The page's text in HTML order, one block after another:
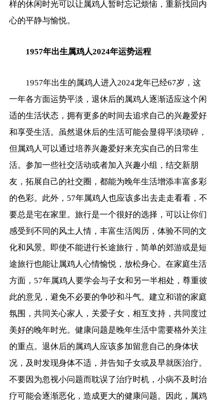
样的休闲时光可以让属鸡人暂时忘记烦恼，重新找回内
心的平静与愉悦。
1957年出生属鸡人2024年运势运程
1957年出生的属鸡人进入2024龙年已经67岁，这
一年各方面运势平淡，退休后的属鸡人逐渐适应这个闲
适的生活状态，拥有更多的时间去追求自己的兴趣爱好
和享受生活。虽然退休后的生活可能会显得平淡琐碎，
但属鸡人可以通过培养兴趣爱好来充实自己的日常生
活。参加一些社交活动或者加入兴趣小组，结交新朋
友，拓展自己的社交圈，都能为晚年生活增添丰富多彩
的色彩。此外，57年属鸡人也应该多出去走走看看，不
要总是宅在家里。旅行是一个很好的选择，可以让你们
感受到不同的风土人情，丰富生活阅历，体验不同的文
化和风景。即使不能进行长途旅行，简单的郊游或是短
途旅行也能让属鸡人心情愉悦，放松身心。在家庭生活
方面，57年属鸡人要学会与子女和另一半相处，尊重彼
此的意见，避免不必要的争吵和斗气。建立和谐的家庭
氛围，共同关心家人，关爱子女，相互支持，共同度过
美好的晚年时光。健康问题是晚年生活中需要格外关注
的重点。退休后的属鸡人应该多加留意自己的身体状
况，及时发现身体不适，并告知子女或及早就医治疗。
不要因为忽视小问题而耽误了治疗时机，小病不及时治
疗可能会逐渐恶化，造成更大的健康问题。因此，属鸡